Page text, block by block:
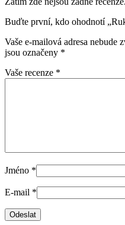
Buďte první, kdo ohodnotí
Vaše e-mailová adresa nebude
jsou označeny *
Vaše recenze *
Jméno *
E-mail *